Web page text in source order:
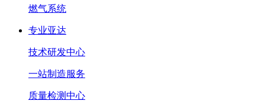
燃气系统
专业亚达
技术研发中心
一站制造服务
质量检测中心